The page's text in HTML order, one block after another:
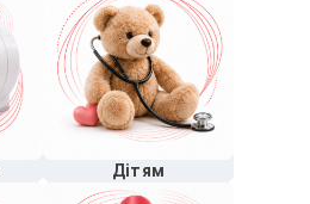
Дітям